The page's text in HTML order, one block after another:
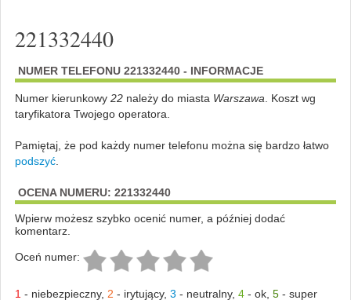
221332440
NUMER TELEFONU 221332440 - INFORMACJE
Numer kierunkowy 22należy do miasta Warszawa . Koszt wg
taryfikatora Twojego operatora.
Pamiętaj, że pod każdy numer telefonu można się bardzo łatwo
podszyć.
OCENA NUMERU: 221332440
Wpierw możesz szybko ocenić numer, a później dodać
komentarz.
Oceń numer:
1 - niebezpieczny, 2 - irytujący, 3 - neutralny, 4- ok, 5- super